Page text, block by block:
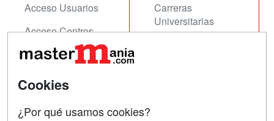
Acceso Usuarios
Acceso Centros
Carreras
Universitarias
Contactar
Cookies
¿Por qué usamos cookies?